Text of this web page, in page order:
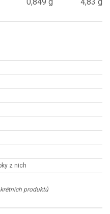
0,849 g 4,83 g
z nich
produktů